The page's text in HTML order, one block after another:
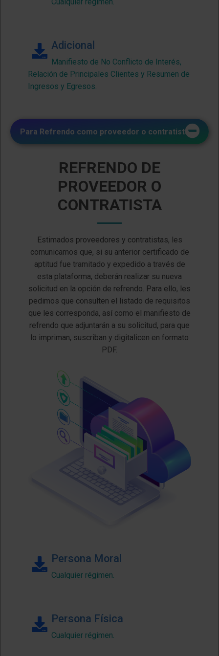
Adicional
Manifiesto de No Conflicto de Interés,
Relación de Principales Clientes y Resumen de
Ingresos y Egresos.
Para Refrendo como proveedor o contratista
REFRENDO DE
PROVEEDOR O
CONTRATISTA
Estimados proveedores y contratistas, les
comunicamos que, si su anterior certificado de
aptitud fue tramitado y expedido a través de
esta plataforma, deberán realizar su nueva
solicitud en la opción de refrendo. Para ello, les
pedimos que consulten el listado de requisitos
que les corresponda, así como el manifiesto de
refrendo que adjuntarán a su solicitud, para que
lo impriman, suscriban y digitalicen en formato
PDF.
Persona Moral
Cualquier régimen.
Persona Física
Cualquier régimen.